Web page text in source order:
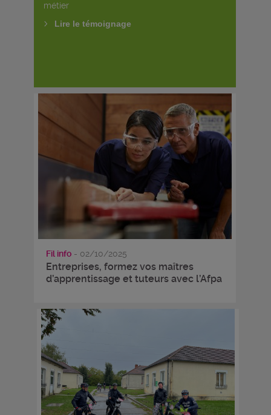
métier
Lire le témoignage
Fil info - 02/10/2025
Entreprises, formez vos maîtres
d’apprentissage et tuteurs avec l’Afpa